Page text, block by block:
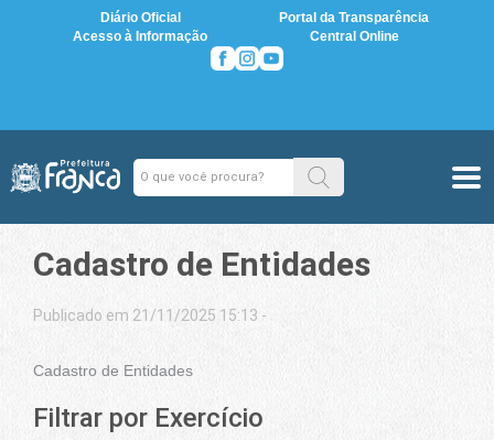
Diário Oficial
Portal da Transparência
Acesso à Informação
Central Online
Cadastro de Entidades
Publicado em 21/11/2025 15:13 -
Cadastro de Entidades
Filtrar por Exercício